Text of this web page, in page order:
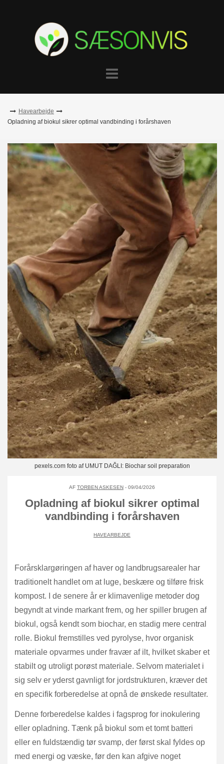
Havearbejde
Opladning af biokul sikrer optimal vandbinding i forårshaven
pexels.com foto af UMUT DAĞLI: Biochar soil preparation
AF TORBEN ASKESEN - 09/04/2026
Opladning af biokul sikrer optimal
vandbinding i forårshaven
HAVEARBEJDE
Forårsklargøringen af haver og landbrugsarealer har
traditionelt handlet om at luge, beskære og tilføre frisk
kompost. I de senere år er klimavenlige metoder dog
begyndt at vinde markant frem, og her spiller brugen af
biokul, også kendt som biochar, en stadig mere central
rolle. Biokul fremstilles ved pyrolyse, hvor organisk
materiale opvarmes under fravær af ilt, hvilket skaber et
stabilt og utroligt porøst materiale. Selvom materialet i
sig selv er yderst gavnligt for jordstrukturen, kræver det
en specifik forberedelse at opnå de ønskede resultater.
Denne forberedelse kaldes i fagsprog for inokulering
eller opladning. Tænk på biokul som et tomt batteri
eller en fuldstændig tør svamp, der først skal fyldes op
med energi og væske, før den kan afgive noget